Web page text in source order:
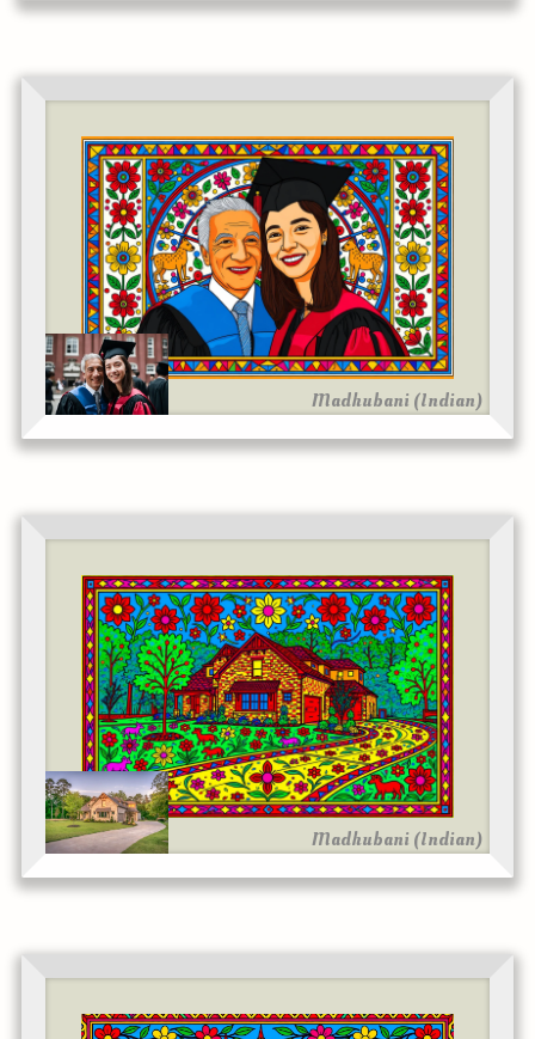
Madhubani (Indian)
Madhubani (Indian)